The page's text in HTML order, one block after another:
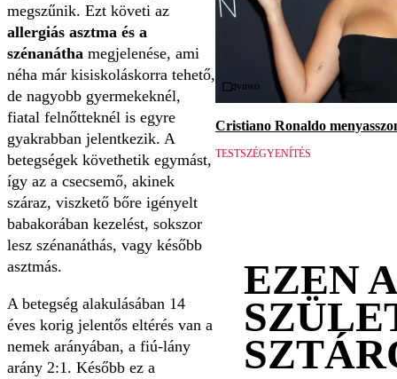
megszűnik. Ezt követi az
allergiás asztma és a
szénanátha megjelenése, ami
néha már kisiskoláskorra tehető,
de nagyobb gyermekeknél,
fiatal felnőtteknél is egyre
gyakrabban jelentkezik. A
betegségek követhetik egymást,
így az a csecsemő, akinek
száraz, viszkető bőre igényelt
babakorában kezelést, sokszor
lesz szénanáthás, vagy később
asztmás.
A betegség alakulásában 14
éves korig jelentős eltérés van a
nemek arányában, a fiú-lány
arány 2:1. Később ez a
Videó
Cristiano Ronaldo
TESTSZÉGYENÍTÉS
EZEN